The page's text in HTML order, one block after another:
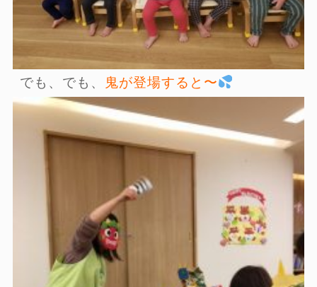
でも、でも、 鬼が登場すると〜